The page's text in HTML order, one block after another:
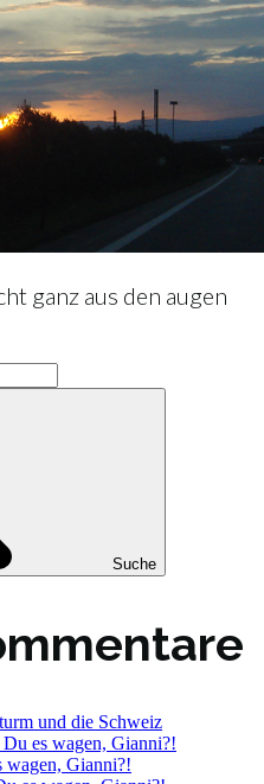
ganz aus den augen
Suche
und die Schweiz
es wagen, Gianni?!
wagen, Gianni?!